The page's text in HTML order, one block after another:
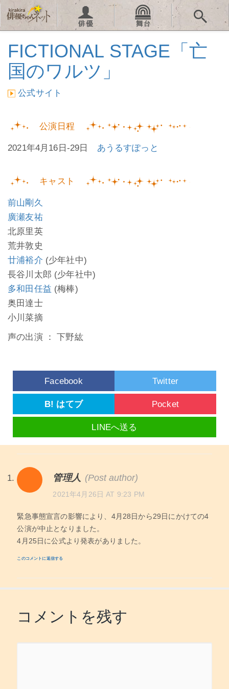
FICTIONAL STAGE「亡
国のワルツ」
公式サイト
公演日程
2021年4月16日-29日 あうるすぽっと
キャスト
前山剛久
廣瀬友祐
北原里英
荒井敦史
廿浦裕介 (少年社中)
長谷川太郎 (少年社中)
多和田任益 (梅棒)
奥田達士
小川菜摘
声の出演 ： 下野紘
Facebook Twitter
B! はてブ Pocket
LINEへ送る
管理人 (Post author)
2021年4月26日 AT 9:23 PM
緊急事態宣言の影響により、4月28日から29日にかけての4
公演が中止となりました。
4月25日に公式より発表がありました。
このコメントに返信する
コメントを残す